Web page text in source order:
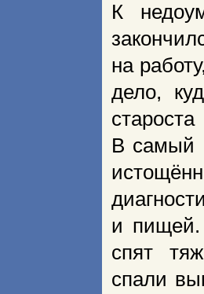
К
на
дело,
В самый
и пищей.
спят
спали